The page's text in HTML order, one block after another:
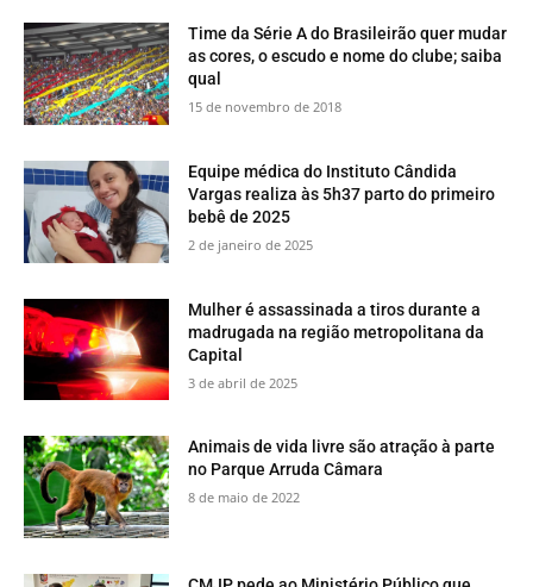
Time da Série A do Brasileirão quer mudar
as cores, o escudo e nome do clube; saiba
qual
15 de novembro de 2018
Equipe médica do Instituto Cândida
Vargas realiza às 5h37 parto do primeiro
bebê de 2025
2 de janeiro de 2025
Mulher é assassinada a tiros durante a
madrugada na região metropolitana da
Capital
3 de abril de 2025
​Animais de vida livre são atração à parte
no Parque Arruda Câmara
8 de maio de 2022